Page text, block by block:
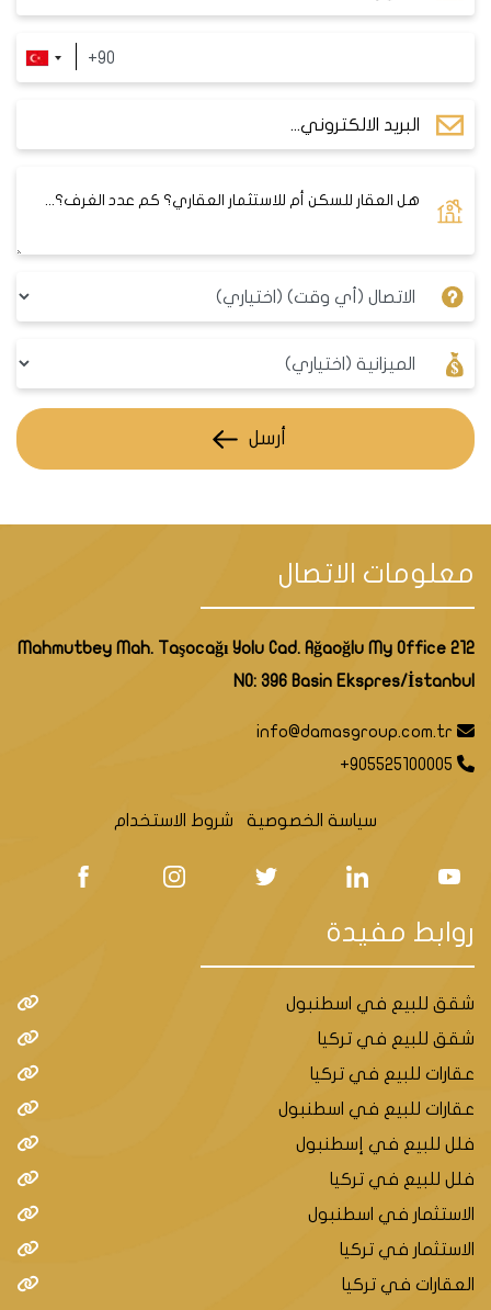
أرسل
معلومات الاتصال
Mahmutbey Mah. Taşocağı Yolu Cad. Ağaoğlu My Office 212
NO: 396 Basin Ekspres/İstanbul
info@damasgroup.com.tr
+905525100005
سياسة الخصوصية شروط الاستخدام
روابط مفيدة
شقق للبيع في اسطنبول
شقق للبيع في تركيا
عقارات للبيع في تركيا
عقارات للبيع في اسطنبول
فلل للبيع في إسطنبول
فلل للبيع في تركيا
الاستثمار في اسطنبول
الاستثمار في تركيا
العقارات في تركيا